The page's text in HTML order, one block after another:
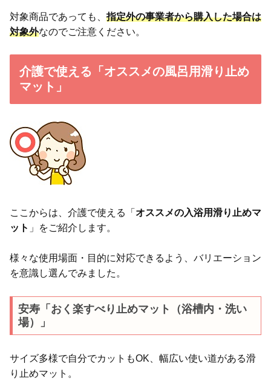
対象商品であっても、 指定外の事業者から購入した場合は
対象外なのでご注意ください。
介護で使える「オススメの風呂用滑り止め
マット」
ここからは、介護で使える「 オススメの入浴用滑り止めマ
ット 」をご紹介します。
様々な使用場面・目的に対応できるよう、バリエーション
を意識し選んでみました。
安寿「おく楽すべり止めマット（浴槽内・洗い
場）」
サイズ多様で自分でカットもOK、幅広い使い道がある滑
り止めマット。